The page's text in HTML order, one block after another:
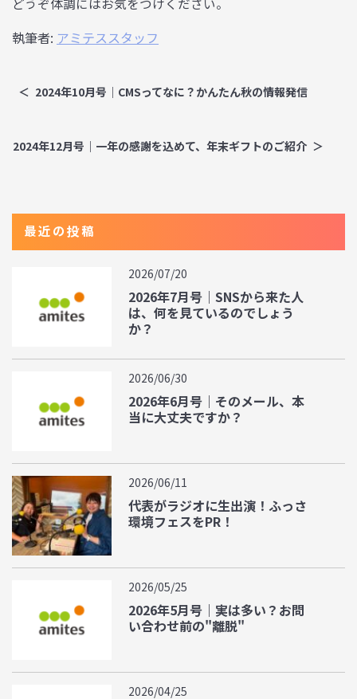
執筆者: アミテススタッフ
2024年10月号｜CMSってなに？かんたん秋の情報発信
2024年12月号｜一年の感謝を込めて、年末ギフトのご紹介
最近の投稿
2026/07/20
2026年7月号｜SNSから来た人
は、何を見ているのでしょう
か？
2026/06/30
2026年6月号｜そのメール、本
当に大丈夫ですか？
2026/06/11
代表がラジオに生出演！ふっさ
環境フェスをPR！
2026/05/25
2026年5月号｜実は多い？お問
い合わせ前の"離脱"
2026/04/25